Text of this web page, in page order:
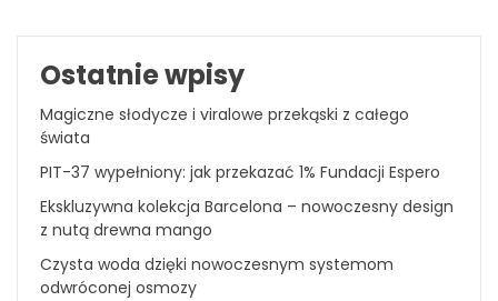
Ostatnie wpisy
Magiczne słodycze i viralowe przekąski z całego
świata
PIT-37 wypełniony: jak przekazać 1% Fundacji Espero
Ekskluzywna kolekcja Barcelona – nowoczesny design
z nutą drewna mango
Czysta woda dzięki nowoczesnym systemom
odwróconej osmozy